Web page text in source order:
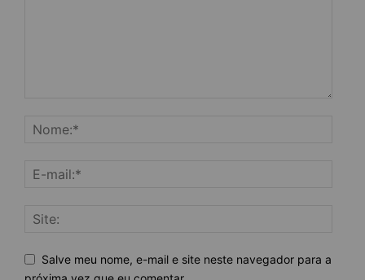
Salve meu nome, e-mail e site neste navegador para a